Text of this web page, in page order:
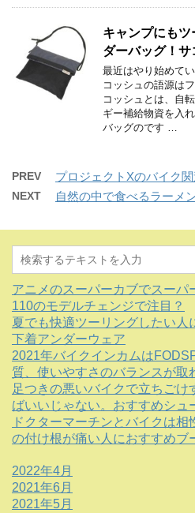
キャンプにも
ダーバッグ！サ
最近はやり始めて
コッシュの語源は
コッシュとは、自
ギー補給物資を入
バッグのです …
PREV プロジェクトXのバイク
NEXT 自然の中で食べるラーメ
アニメのスーパーカブでスーパ
110のモデルチェンジで注目？
夏でも快適ツーリングしたい人
下着アンダーウェア
2021年バイクインカムは
質、使いやすさのバランスが取
足つきの悪いバイクで立ちご
ばいいじゃない。おすすめシュ
ドクターマーチンとバイクは
の付け根が痛い人におすすめブ
2022年4月
2021年6月
2021年5月